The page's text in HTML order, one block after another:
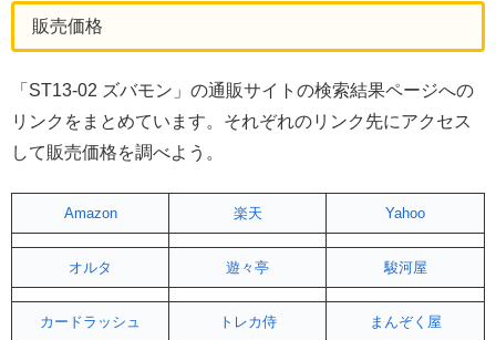
販売価格
「ST13-02 ズバモン」の通販サイトの検索結果ページへの
リンクをまとめています。それぞれのリンク先にアクセス
して販売価格を調べよう。
Amazon 楽天 Yahoo
オルタ 遊々亭 駿河屋
カードラッシュ トレカ侍 まんぞく屋